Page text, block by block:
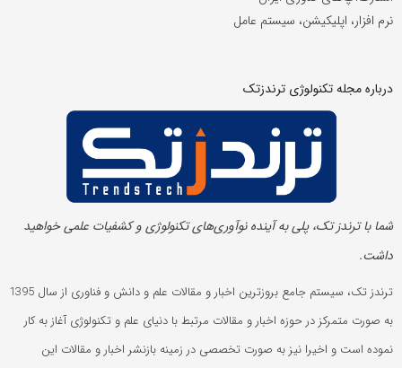
نرم افزار، اپلیکیشن، سیستم عامل
درباره مجله تکنولوژی ترندزتک
شما با ترندز تک، پلی به آینده‌ نوآوری‌های تکنولوژی و کشفیات علمی خواهید
داشت.
ترندز تک، سیستم جامع بروزترین اخبار و مقالات علم و دانش و فناوری از سال 1395
به صورت متمرکز در حوزه اخبار و مقالات مرتبط با دنیای علم و تکنولوژی آغاز به کار
نموده است و اخیرا نیز به صورت تخصصی در زمینه بازنشر اخبار و مقالات این